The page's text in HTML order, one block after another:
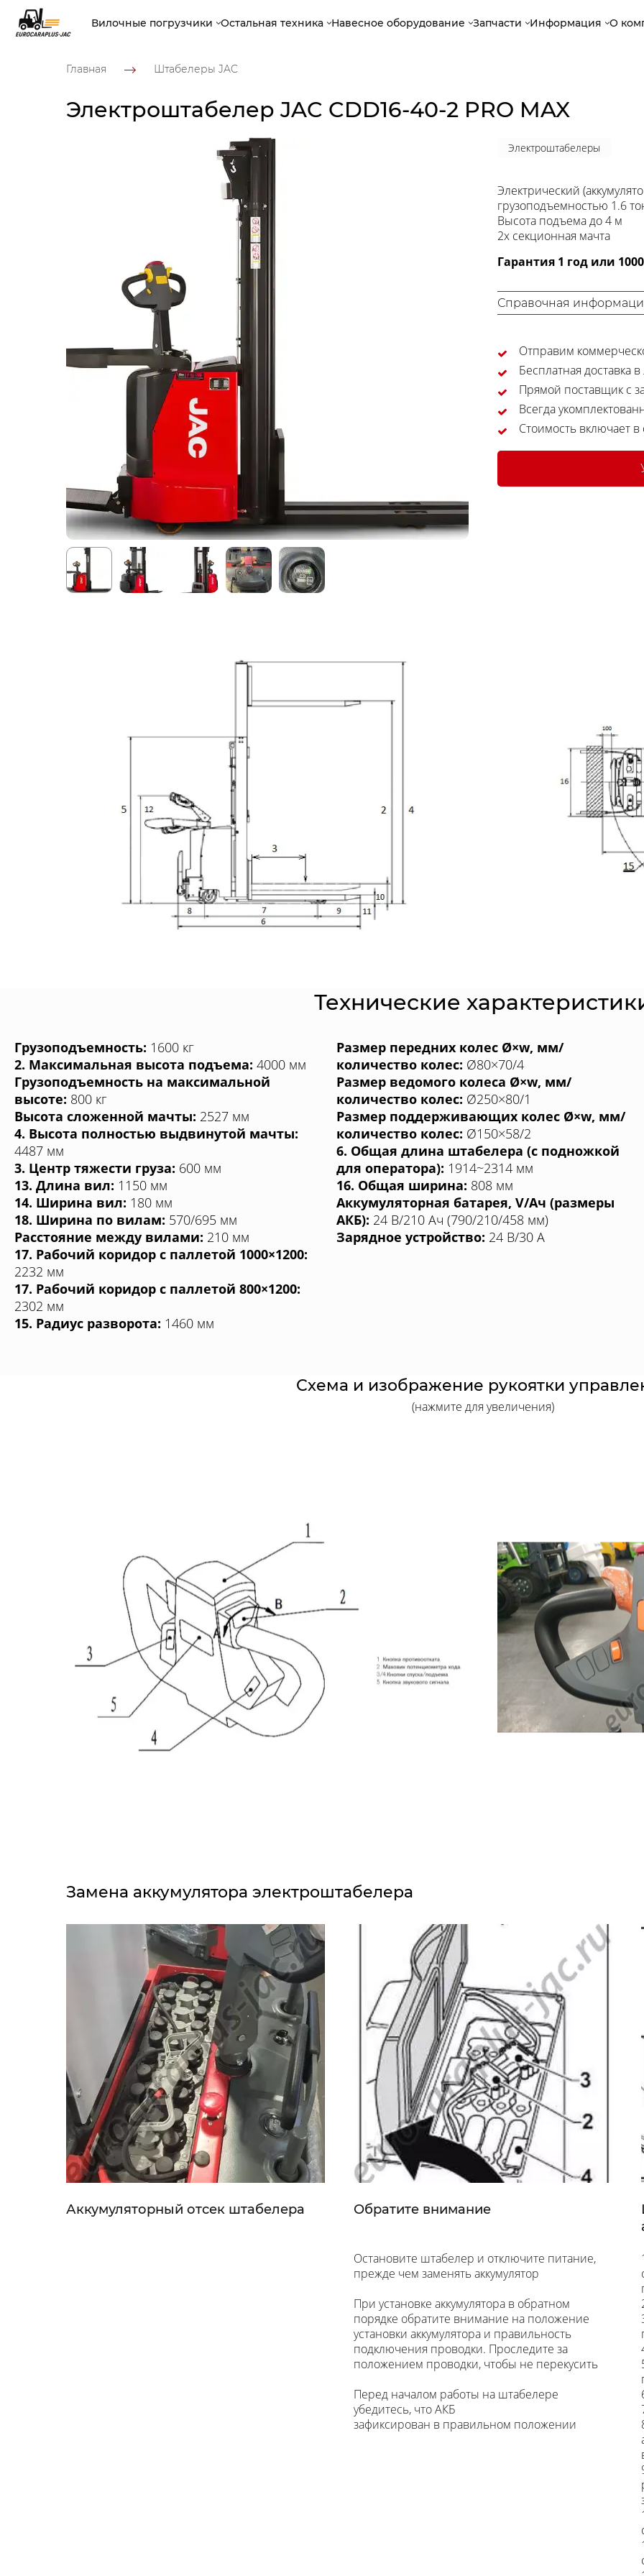
Вилочные погрузчики Остальная техника Навесное оборудование Запчасти Информация О
Главная Штабелеры JAC
Электроштабелер JAC CDD16-40-2 PRO MAX
Электроштабелеры
Электрический
грузоподъемностью 1.6
Высота подъема до 4 м
2х секционная мачта
Гарантия 1 год или
Справочная
Отправим
Бесплатная доставка
Прямой поставщик с
Всегда
Стоимость включает
Технические
Грузоподъемность: 1600 кг
2. Максимальная высота подъема: 4000 мм
Грузоподъемность на максимальной
высоте: 800 кг
Высота сложенной мачты: 2527 мм
4. Высота полностью выдвинутой мачты:
4487 мм
3. Центр тяжести груза: 600 мм
13. Длина вил: 1150 мм
14. Ширина вил: 180 мм
18. Ширина по вилам: 570/695 мм
Расстояние между вилами: 210 мм
17. Рабочий коридор с паллетой 1000×1200:
2232 мм
17. Рабочий коридор с паллетой 800×1200:
2302 мм
15. Радиус разворота: 1460 мм
Размер передних колес Ø×w, мм/
количество колес: Ø80×70/4
Размер ведомого колеса Ø×w, мм/
количество колес: Ø250×80/1
Размер поддерживающих колес Ø×w, мм/
количество колес: Ø150×58/2
6. Общая длина штабелера (с подножкой
для оператора): 1914~2314 мм
16. Общая ширина: 808 мм
Аккумуляторная батарея, V/Aч (размеры
АКБ): 24 В/210 Aч (790/210/458 мм)
Зарядное устройство: 24 В/30 A
Схема и изображение рукоятки
(нажмите для увеличения)
Замена аккумулятора электроштабелера
Аккумуляторный отсек штабелера Обратите внимание
Остановите штабелер и отключите питание,
прежде чем заменять аккумулятор
При установке аккумулятора в обратном
порядке обратите внимание на положение
установки аккумулятора и правильность
подключения проводки. Проследите за
положением проводки, чтобы не перекусить
Перед началом работы на штабелере
убедитесь, что АКБ
зафиксирован в правильном положении